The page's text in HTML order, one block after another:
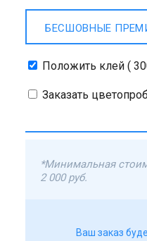
БЕСШОВНЫЕ
Положить клей (
Заказать
*Минимальная
2 000 руб.
Ваш заказ